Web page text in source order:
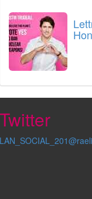
Twitter